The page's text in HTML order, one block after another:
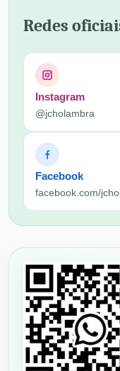
Redes
Instagram
@jcholambra
Facebook
facebook.com/